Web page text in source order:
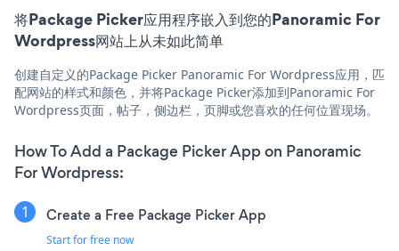
将Package Picker应用程序嵌入到您的Panoramic For
Wordpress网站上从未如此简单
创建自定义的Package Picker Panoramic For Wordpress应用，匹
配网站的样式和颜色，并将Package Picker添加到Panoramic For
Wordpress页面，帖子，侧边栏，页脚或您喜欢的任何位置现场。
How To Add a Package Picker App on Panoramic
For Wordpress:
Create a Free Package Picker App
Start for free now